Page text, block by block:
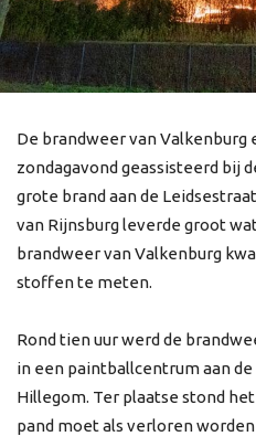
De brandweer van Valkenburg
zondagavond geassisteerd bij
grote brand aan de
van Rijnsburg leverde groot
brandweer van Valkenburg
stoffen te meten.
Rond tien uur werd de
in een paintballcentrum aan
Hillegom. Ter plaatse stond
pand moet als verloren